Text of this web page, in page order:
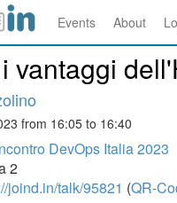
Events About
vantaggi
from 16:05 to 16:40
DevOps Italia 2023
2
joind.in/talk/95821 (QR-